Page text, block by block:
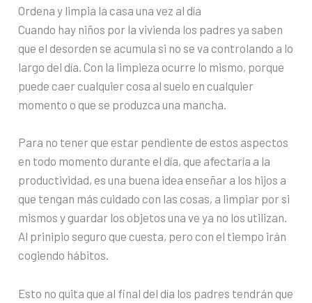
Ordena y limpia la casa una vez al día
Cuando hay niños por la vivienda los padres ya saben
que el desorden se acumula si no se va controlando a lo
largo del día. Con la limpieza ocurre lo mismo, porque
puede caer cualquier cosa al suelo en cualquier
momento o que se produzca una mancha.
Para no tener que estar pendiente de estos aspectos
en todo momento durante el día, que afectaría a la
productividad, es una buena idea enseñar a los hijos a
que tengan más cuidado con las cosas, a limpiar por si
mismos y guardar los objetos una ve ya no los utilizan.
Al prinipio seguro que cuesta, pero con el tiempo irán
cogiendo hábitos.
Esto no quita que al final del día los padres tendrán que